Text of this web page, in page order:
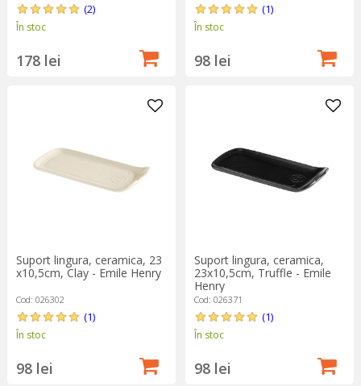
(2)
În stoc
178 lei
(1)
În stoc
98 lei
Suport lingura, ceramica, 23
x10,5cm, Clay - Emile Henry
Cod: 026302
(1)
În stoc
98 lei
Suport lingura, ceramica,
23x10,5cm, Truffle - Emile
Henry
Cod: 026371
(1)
În stoc
98 lei